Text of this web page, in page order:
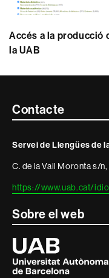
Accés a la producció
la UAB
Contacte
informació
legal
Contacte
Servei de Llengües de
C. de la Vall Moronta s/
https://www.uab.cat/
Sobre el web
Universitat
Autònoma
de
Barcelona